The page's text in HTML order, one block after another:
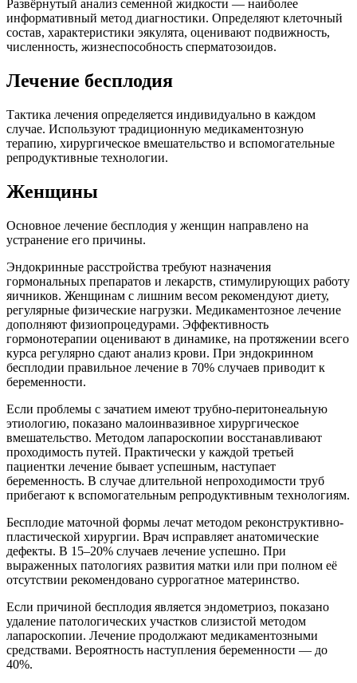
Развёрнутый анализ семенной жидкости — наиболее
информативный метод диагностики. Определяют клеточный
состав, характеристики эякулята, оценивают подвижность,
численность, жизнеспособность сперматозоидов.
Лечение бесплодия
Тактика лечения определяется индивидуально в каждом
случае. Используют традиционную медикаментозную
терапию, хирургическое вмешательство и вспомогательные
репродуктивные технологии.
Женщины
Основное лечение бесплодия у женщин направлено на
устранение его причины.
Эндокринные расстройства требуют назначения
гормональных препаратов и лекарств, стимулирующих работу
яичников. Женщинам с лишним весом рекомендуют диету,
регулярные физические нагрузки. Медикаментозное лечение
дополняют физиопроцедурами. Эффективность
гормонотерапии оценивают в динамике, на протяжении всего
курса регулярно сдают анализ крови. При эндокринном
бесплодии правильное лечение в 70% случаев приводит к
беременности.
Если проблемы с зачатием имеют трубно-перитонеальную
этиологию, показано малоинвазивное хирургическое
вмешательство. Методом лапароскопии восстанавливают
проходимость путей. Практически у каждой третьей
пациентки лечение бывает успешным, наступает
беременность. В случае длительной непроходимости труб
прибегают к вспомогательным репродуктивным технологиям.
Бесплодие маточной формы лечат методом реконструктивно-
пластической хирургии. Врач исправляет анатомические
дефекты. В 15–20% случаев лечение успешно. При
выраженных патологиях развития матки или при полном её
отсутствии рекомендовано суррогатное материнство.
Если причиной бесплодия является эндометриоз, показано
удаление патологических участков слизистой методом
лапароскопии. Лечение продолжают медикаментозными
средствами. Вероятность наступления беременности — до
40%.